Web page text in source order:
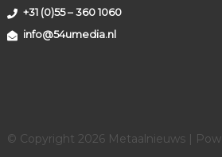
+31 (0)55 – 360 1060
info@54umedia.nl
© Copyright 2026 Metaalnieuws |